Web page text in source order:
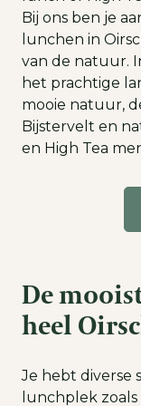
Bij ons ben je
lunchen in
van de natuur.
het prachtige
mooie natuur,
Bijstervelt en
en High Tea
De
heel
Je hebt diverse
lunchplek